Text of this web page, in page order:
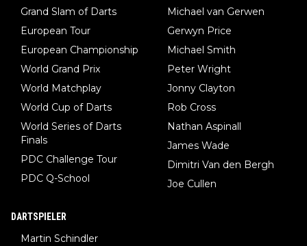
Grand Slam of Darts
European Tour
European Championship
World Grand Prix
World Matchplay
World Cup of Darts
World Series of Darts
Finals
PDC Challenge Tour
PDC Q-School
Michael van Gerwen
Gerwyn Price
Michael Smith
Peter Wright
Jonny Clayton
Rob Cross
Nathan Aspinall
James Wade
Dimitri Van den Bergh
Joe Cullen
DARTSPIELER
Martin Schindler